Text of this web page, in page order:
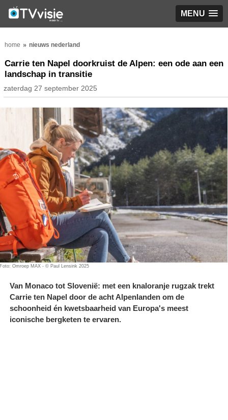
MENU
home nieuws nederland
Carrie ten Napel doorkruist de Alpen: een ode aan een
landschap in transitie
zaterdag 27 september 2025
Foto: Omroep MAX - © Paul Lensink 2025
Van Monaco tot Slovenië: met een knaloranje rugzak trekt
Carrie ten Napel door de acht Alpenlanden om de
schoonheid én kwetsbaarheid van Europa's meest
iconische bergketen te ervaren.